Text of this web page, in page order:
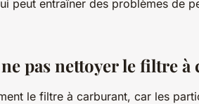
peut entraîner des problèmes de
pas nettoyer le filtre à
le filtre à carburant, car les